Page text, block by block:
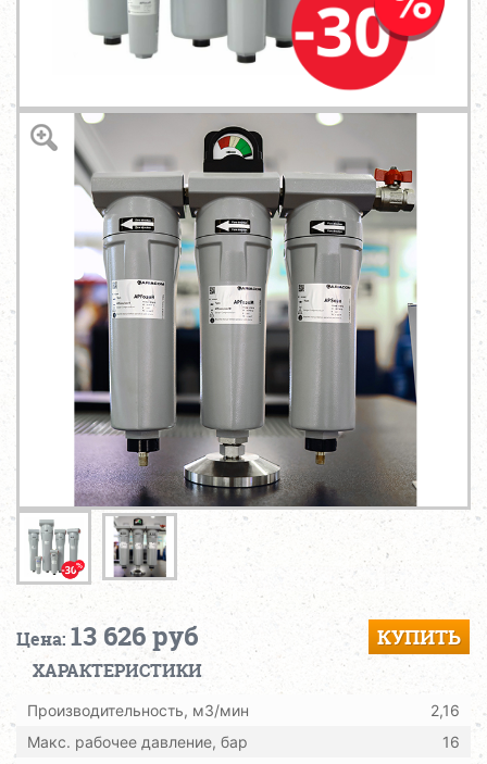
Цена: 13 626 руб КУПИТЬ
ХАРАКТЕРИСТИКИ
Производительность, м3/мин
2,16
Макс. рабочее давление, бар
16